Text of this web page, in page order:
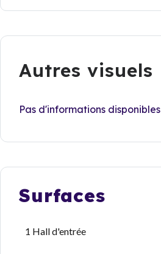
Autres visuels
Pas d'informations disponibles
Surfaces
1 Hall d'entrée